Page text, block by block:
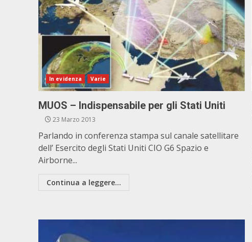
In evidenza Varie
MUOS – Indispensabile per gli Stati Uniti
23 Marzo 2013
Parlando in conferenza stampa sul canale satellitare
dell’ Esercito degli Stati Uniti CIO G6 Spazio e
Airborne...
Continua a leggere...